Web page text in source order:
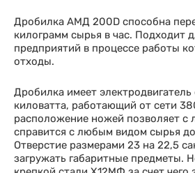
Дробилка АМД 200D способна
килограмм сырья в час. Подходит
предприятий в процессе работы
отходы.
Дробилка имеет
киловатта, работающий от сети
расположение ножей позволяет с
справится с любым видом сырья
Отверстие размерами 23 на 22,5
загружать габаритные предметы.